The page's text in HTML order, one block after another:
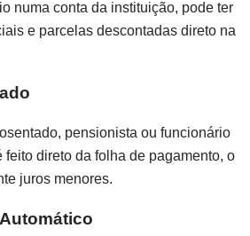
numa conta da instituição, pode ter
e parcelas descontadas direto na
pensionista ou funcionário
feito direto da folha de pagamento, o
juros menores.